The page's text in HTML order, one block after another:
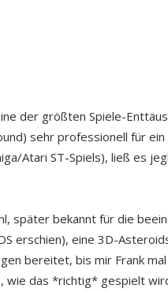
der größten Spiele-
sehr professionell für ein
Atari ST-Spiels), ließ es
später bekannt für die
erschien), eine 3D-
bereitet, bis mir Frank
wie das *richtig* gespielt